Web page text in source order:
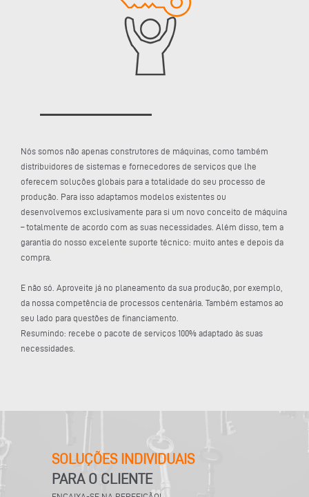
Nós somos não apenas construtores de máquinas, como também
distribuidores de sistemas e fornecedores de serviços que lhe
oferecem soluções globais para a totalidade do seu processo de
produção. Para isso adaptamos modelos existentes ou
desenvolvemos exclusivamente para si um novo conceito de máquina
– totalmente de acordo com as suas necessidades. Além disso, tem a
garantia do nosso excelente suporte técnico: muito antes e depois da
compra.
E não só. Aproveite já no planeamento da sua produção, por exemplo,
da nossa competência de processos centenária. Também estamos ao
seu lado para questões de financiamento.
Resumindo: recebe o pacote de serviços 100% adaptado às suas
necessidades.
SOLUÇÕES INDIVIDUAIS
PARA O CLIENTE